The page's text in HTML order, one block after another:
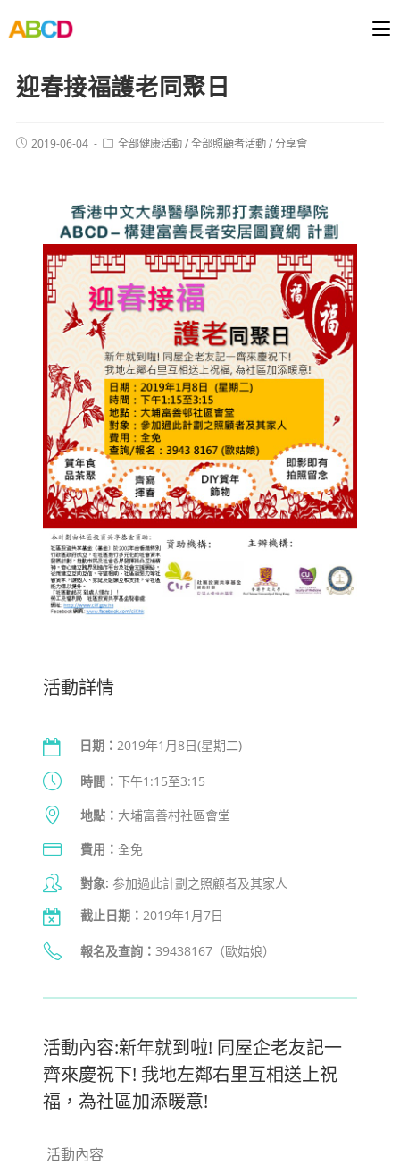
迎春接福護老同聚日
2019-06-04 全部健康活動/全部照顧者活動/分享會
活動詳情
日期： 2019年1月8日(星期二)
時間： 下午1:15至3:15
地點： 大埔富善村社區會堂
費用： 全免
對象: 参加過此計劃之照顧者及其家人
截止日期： 2019年1月7日
報名及查詢： 39438167（歐姑娘）
活動內容:新年就到啦! 同屋企老友記一
齊來慶祝下! 我地左鄰右里互相送上祝
福，為社區加添暖意!
活動內容